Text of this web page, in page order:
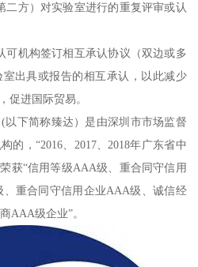
二方）对实验室进行的重复评审或认
可机构签订相互承认协议（双边或多
出具或报告的相互承认，以此减少
促进国际贸易。
下简称臻达）是由深圳市市场监督
的，“2016、2017、2018年广东省中
获“信用等级AAA级、重合同守信用
重合同守信用企业AAA级、诚信经
AAA级企业”。